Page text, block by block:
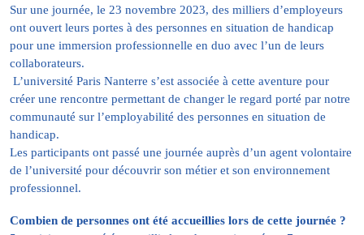
Sur une journée, le 23 novembre 2023, des milliers d’employeurs
ont ouvert leurs portes à des personnes en situation de handicap
pour une immersion professionnelle en duo avec l’un de leurs
collaborateurs.
L’université Paris Nanterre s’est associée à cette aventure pour
créer une rencontre permettant de changer le regard porté par notre
communauté sur l’employabilité des personnes en situation de
handicap.
Les participants ont passé une journée auprès d’un agent volontaire
de l’université pour découvrir son métier et son environnement
professionnel.
Combien de personnes ont été accueillies lors de cette journée ?